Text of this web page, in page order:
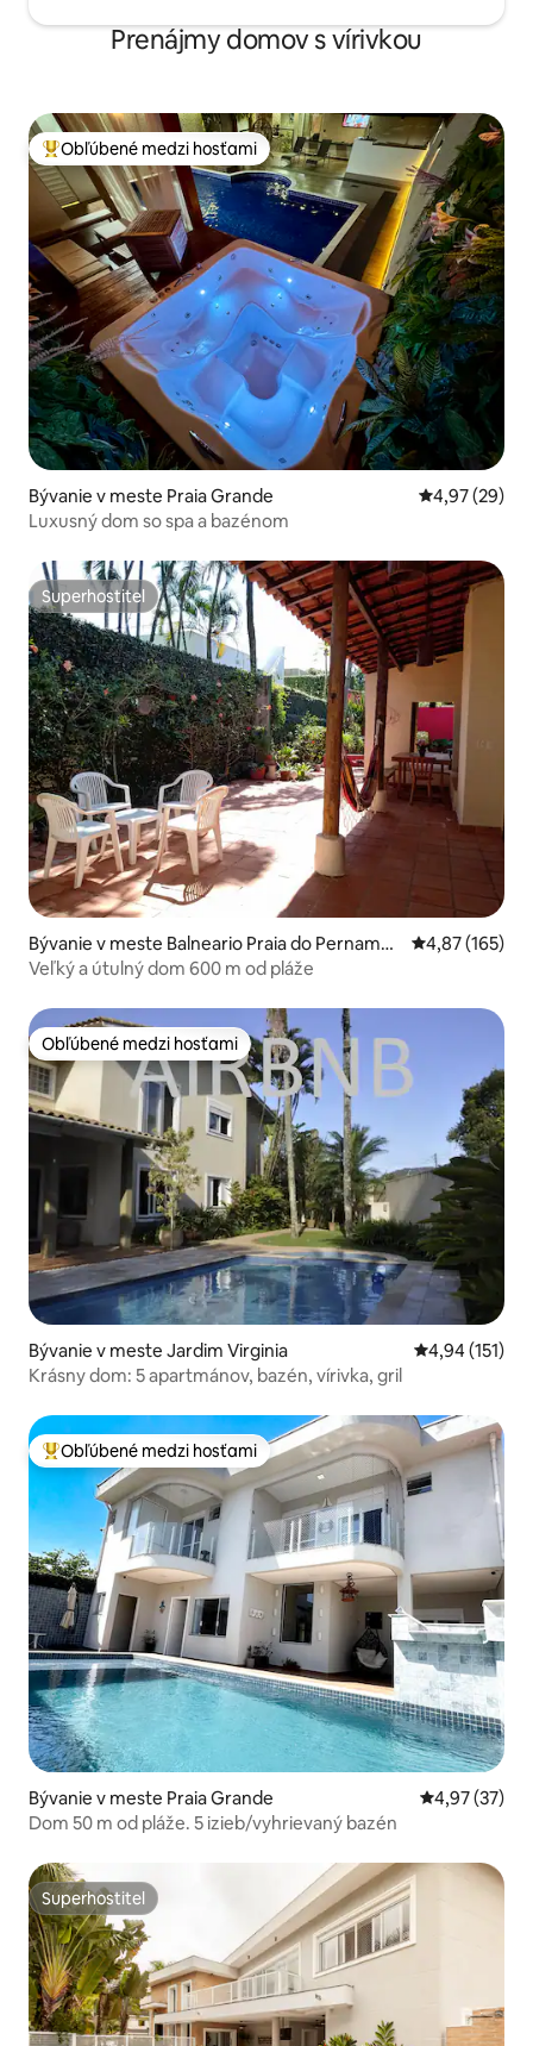
Prenájmy domov s vírivkou
Najobľúbenejšie medzi hosťami
Obľúbené medzi hosťami
Bývanie v meste Praia Grande Priemerné
4,97 (29)
Luxusný dom so spa a bazénom
Superhostiteľ
Superhostiteľ
Bývanie v meste Balneario Praia do Pernambu
co
Priemerné
4,87 (165)
Veľký a útulný dom 600 m od pláže
Obľúbené medzi hosťami
Obľúbené medzi hosťami
Bývanie v meste Jardim Virginia Priemerné
4,94 (151)
Krásny dom: 5 apartmánov, bazén, vírivka, gril
Najobľúbenejšie medzi hosťami
Obľúbené medzi hosťami
Bývanie v meste Praia Grande Priemerné
4,97 (37)
Dom 50 m od pláže. 5 izieb/vyhrievaný bazén
Superhostiteľ
Superhostiteľ